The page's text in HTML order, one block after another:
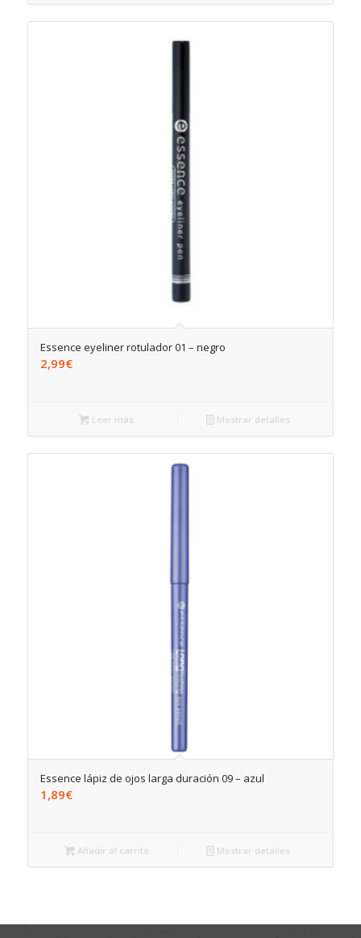
Essence eyeliner rotulador 01 – negro
2,99€
Leer más Mostrar detalles
Essence lápiz de ojos larga duración 09 – azul
1,89€
Añadir al carrito Mostrar detalles